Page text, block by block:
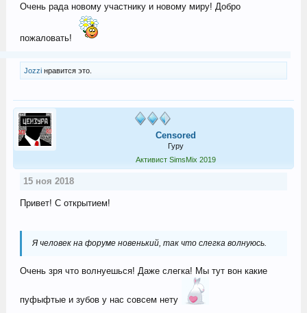
Очень рада новому участнику и новому миру! Добро
пожаловать!
Jozziнравится это.
Censored
Гуру
Активист SimsMix 2019
15 ноя 2018
Привет! С открытием!
Я человек на форуме новенький, так что слегка волнуюсь.
Очень зря что волнуешься! Даже слегка! Мы тут вон какие
пуфыфтые и зубов у нас совсем нету